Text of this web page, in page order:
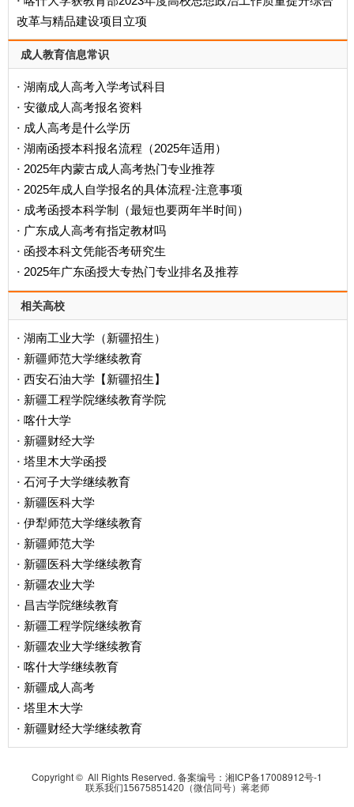
改革与精品建设项目立项
成人教育信息常识
· 湖南成人高考入学考试科目
· 安徽成人高考报名资料
· 成人高考是什么学历
· ‌湖南函授本科报名流程（2025年适用）‌
· 2025年内蒙古成人高考热门专业推荐
· 2025年成人自学报名的具体流程-注意事项
· 成考函授本科学制（最短也要两年半时间）
· 广东成人高考有指定教材吗
· 函授本科文凭能否考研究生
· 2025年广东函授大专热门专业排名及推荐
相关高校
· 湖南工业大学（新疆招生）
· 新疆师范大学继续教育
· 西安石油大学【新疆招生】
· 新疆工程学院继续教育学院
· 喀什大学
· 新疆财经大学
· 塔里木大学函授
· 石河子大学继续教育
· 新疆医科大学
· 伊犁师范大学继续教育
· 新疆师范大学
· 新疆医科大学继续教育
· 新疆农业大学
· 昌吉学院继续教育
· 新疆工程学院继续教育
· 新疆农业大学继续教育
· 喀什大学继续教育
· 新疆成人高考
· 塔里木大学
· 新疆财经大学继续教育
Copyright © All Rights Reserved. 备案编号： 湘ICP备17008912号-1
联系我们15675851420（微信同号）蒋老师